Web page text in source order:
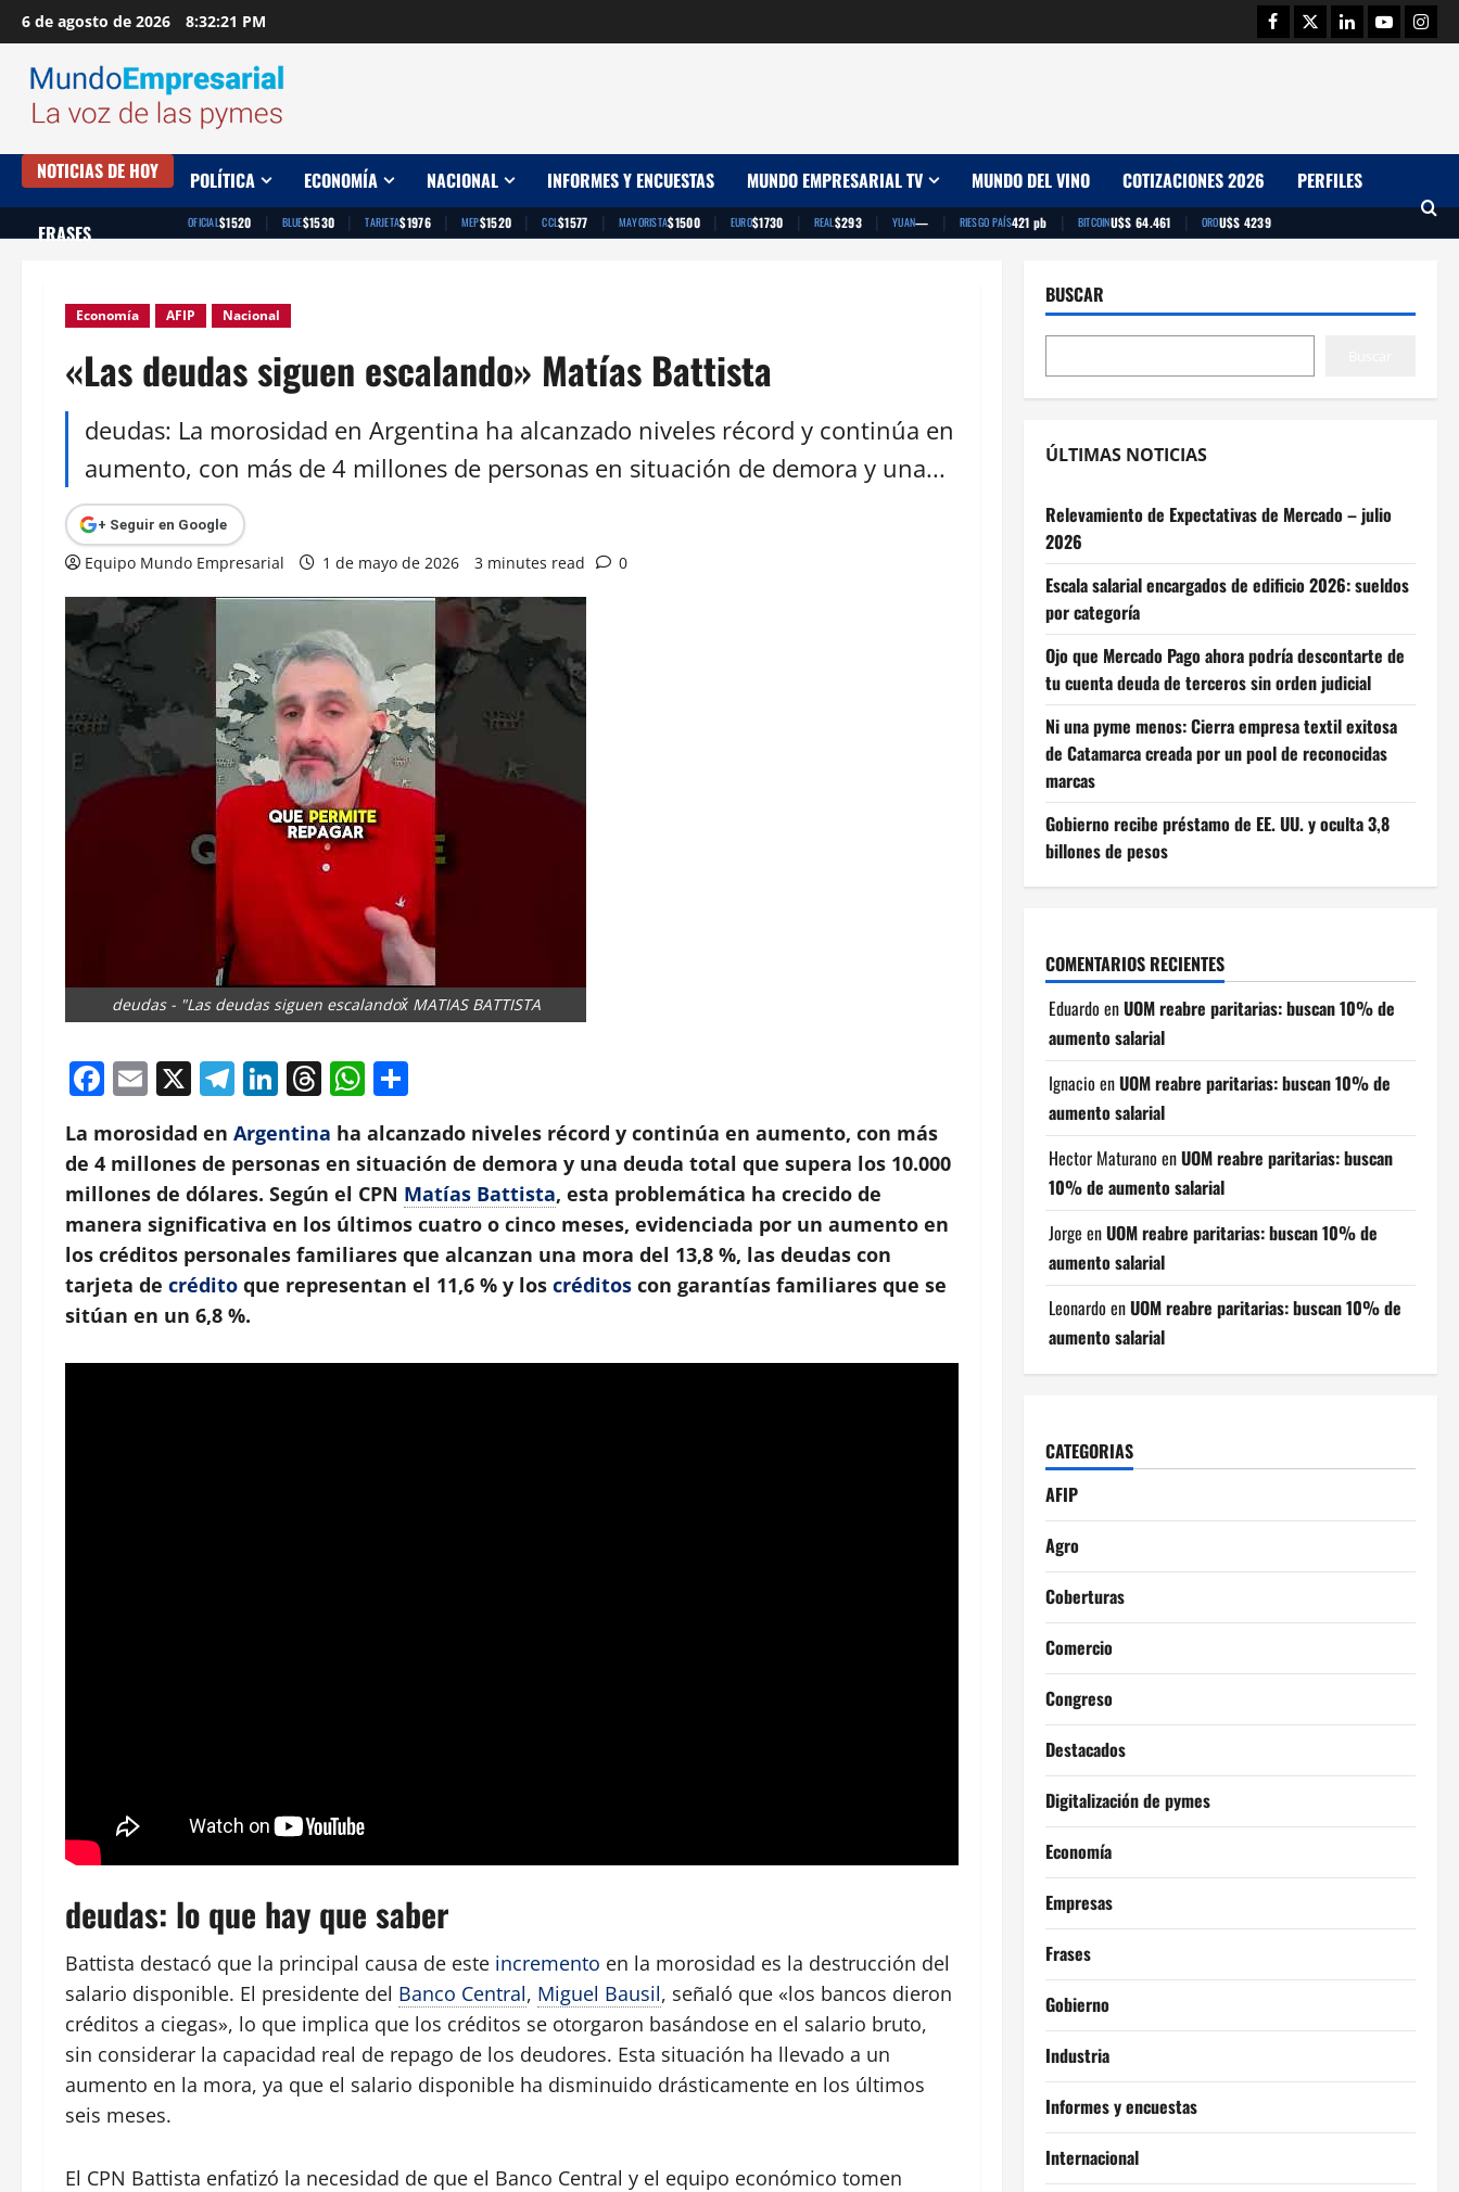
Saltar
al
contenido
6 de agosto de 2026 8:32:22 PM Facebook
TwitterLinkedinYoutube
NOTICIAS DE HOY POLÍTICA ECONOMÍA NACIONAL INFORMES Y ENCUESTAS MUNDO EMPRESARIAL TV MUNDO DEL VINO COTIZACIONES 2026 PERFILES
FRASES OFICIAL$1520 | BLUE$1530 | TARJETA$1976 | MEP$1520 | CCL$1577 | MAYORISTA$1500 | EURO$1730 | REAL$293 | YUAN— | RIESGO PAÍS421 pb | BITCOINU$S 64.461 | OROU$S 4239
Economía AFIP Nacional
«Las deudas siguen escalando» Matías Battista
deudas: La morosidad en Argentina ha alcanzado niveles récord y continúa en
aumento, con más de 4 millones de personas en situación de demora y una...
+ Seguir en Google
Equipo Mundo Empresarial 1 de mayo de 2026 3 minutes read 0
deudas - "Las deudas siguen escalandox̌ MATIAS BATTISTA
Facebook
Email
X Telegram
LinkedIn
Threads
WhatsApp
La morosidad en Argentina ha alcanzado niveles récord y continúa en aumento, con más
de 4 millones de personas en situación de demora y una deuda total que supera los 10.000
millones de dólares. Según el CPN Matías Battista, esta problemática ha crecido de
manera significativa en los últimos cuatro o cinco meses, evidenciada por un aumento en
los créditos personales familiares que alcanzan una mora del 13,8 %, las deudas con
tarjeta de crédito que representan el 11,6 % y los créditos con garantías familiares que se
sitúan en un 6,8 %.
deudas: lo que hay que saber
Battista destacó que la principal causa de este incremento en la morosidad es la destrucción del
salario disponible. El presidente del Banco Central, Miguel Bausil, señaló que «los bancos dieron
créditos a ciegas», lo que implica que los créditos se otorgaron basándose en el salario bruto,
sin considerar la capacidad real de repago de los deudores. Esta situación ha llevado a un
aumento en la mora, ya que el salario disponible ha disminuido drásticamente en los últimos
seis meses.
El CPN Battista enfatizó la necesidad de que el Banco Central y el equipo económico tomen
BUSCAR
ÚLTIMAS NOTICIAS
Relevamiento de Expectativas de Mercado – julio
2026
Escala salarial encargados de edificio 2026: sueldos
por categoría
Ojo que Mercado Pago ahora podría descontarte de
tu cuenta deuda de terceros sin orden judicial
Ni una pyme menos: Cierra empresa textil exitosa
de Catamarca creada por un pool de reconocidas
marcas
Gobierno recibe préstamo de EE. UU. y oculta 3,8
billones de pesos
COMENTARIOS RECIENTES
Eduardo enUOM reabre paritarias: buscan 10% de
aumento salarial
Ignacio enUOM reabre paritarias: buscan 10% de
aumento salarial
Hector Maturano enUOM reabre paritarias: buscan
10% de aumento salarial
Jorge enUOM reabre paritarias: buscan 10% de
aumento salarial
Leonardo enUOM reabre paritarias: buscan 10% de
aumento salarial
CATEGORIAS
AFIP
Agro
Coberturas
Comercio
Congreso
Destacados
Digitalización de pymes
Economía
Empresas
Frases
Gobierno
Industria
Informes y encuestas
Internacional